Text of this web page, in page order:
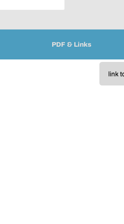
PDF & Links
link